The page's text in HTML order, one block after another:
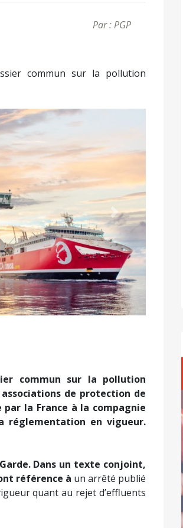
Par : PGP
commun sur la pollution
Suivant
commun sur la pollution
de protection de
la France à la compagnie
réglementation en vigueur.
Dans un texte conjoint,
référence à un arrêté publié
quant au rejet d’effluents